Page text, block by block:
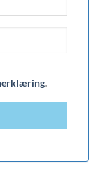
.